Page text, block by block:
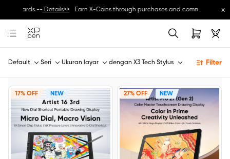
rewards.--Details>> Earn X-Coins through purchases and community x
Default Seri Ukuran layar dengan X3 Tech Stylus Filter
17% OFF NEW 27% OFF NEW